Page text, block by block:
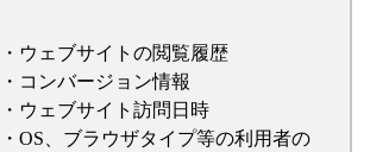
・ウェブサイトの閲覧履歴
・コンバージョン情報
・ウェブサイト訪問日時
・OS、ブラウザタイプ等の利用者の